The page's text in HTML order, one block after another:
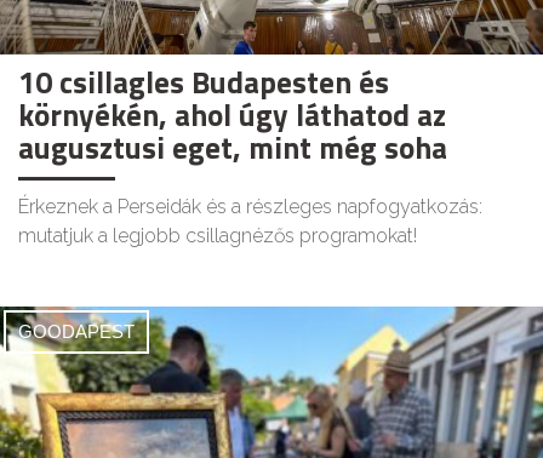
10 csillagles Budapesten és
környékén, ahol úgy láthatod az
augusztusi eget, mint még soha
Érkeznek a Perseidák és a részleges napfogyatkozás:
mutatjuk a legjobb csillagnézős programokat!
GOODAPEST